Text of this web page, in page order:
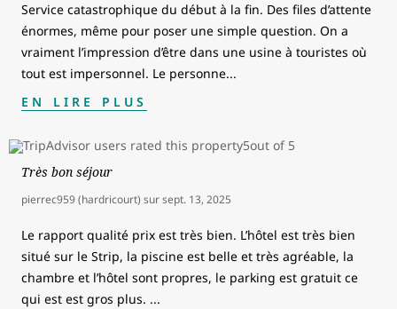
Service catastrophique du début à la fin. Des files d’attente
énormes, même pour poser une simple question. On a
vraiment l’impression d’être dans une usine à touristes où
tout est impersonnel. Le personne...
EN LIRE PLUS
Très bon séjour
pierrec959 (hardricourt) sursept. 13, 2025
Le rapport qualité prix est très bien. L’hôtel est très bien
situé sur le Strip, la piscine est belle et très agréable, la
chambre et l’hôtel sont propres, le parking est gratuit ce
qui est est gros plus. ...